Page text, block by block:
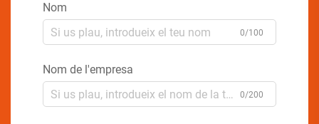
Nom
0/100
Nom de l'empresa
0/200